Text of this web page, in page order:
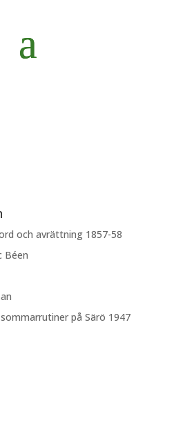
och avrättning 1857-58
Béen
på Särö 1947